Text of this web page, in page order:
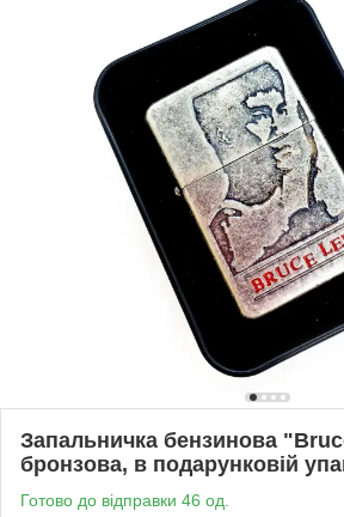
Запальничка бензинова
бронзова, в подарунковій
Готово до відправки 46 од.